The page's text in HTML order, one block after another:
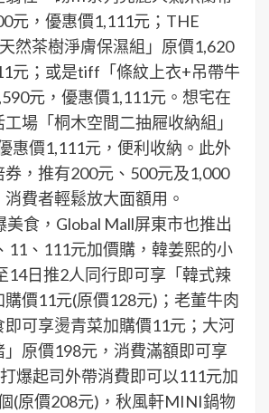
元，優惠價1,111元；THE
然茶樹淨膚保濕組」原價1,620
元；或是tiff「條紋上衣+吊帶牛
元，優惠價1,111元。想宅在
場「桐木空間二抽屜收納組」
惠價1,111元，便利收納。此外
，推有200元、500元及1,000
費者輕鬆放大面額用。
食，Global Mall屏東市也推出
11、111元加價購，韓姜熙的小
14日推2人同行即可享「韓式辣
價11元(原價128元)；老董牛肉
可享燙青菜加購價11元；大河
原價198元，消費滿額即可享
爆起司外帶消費即可以111元加
(原價208元)，秋風軒MINI鍋物